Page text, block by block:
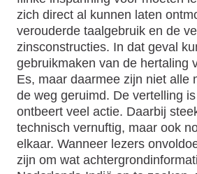
zich direct al kunnen laten
verouderde taalgebruik en de
zinsconstructies. In dat geval
gebruikmaken van de hertaling
Es, maar daarmee zijn niet alle
de weg geruimd. De vertelling
ontbeert veel actie. Daarbij
technisch vernuftig, maar ook
elkaar. Wanneer lezers
zijn om wat